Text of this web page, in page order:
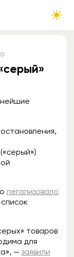
0
легализовало
товаров
для
— заявили